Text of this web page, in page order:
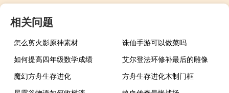
相关问题
怎么剪火影原神素材
诛仙手游可以做菜吗
如何提高四年级数学成绩
艾尔登法环修补最后的雕像
魔幻方舟生存进化
方舟生存进化木制门框